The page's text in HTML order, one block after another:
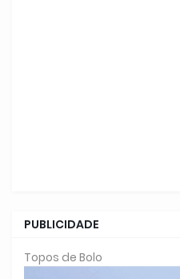
PUBLICIDADE
Topos de Bolo